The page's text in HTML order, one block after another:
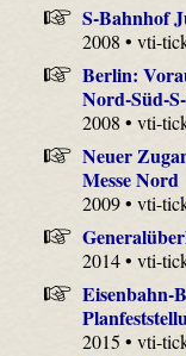
S-Bahnhof
2008 • vti-
Berlin:
Nord-Süd-
2008 • vti-
Neuer
Messe Nord
2009 • vti-
2014 • vti-
Eisenbahn-
2015 • vti-